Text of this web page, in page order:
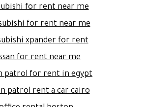
for rent near me
for rent near me\
xpander for rent
for rent near me
patrol for rent in egypt
patrol rent a car cairo